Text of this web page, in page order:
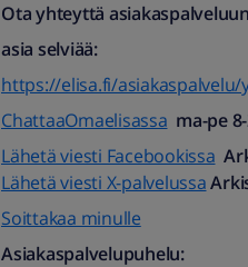
Ota yhteyttä
asia selviää:
https://elisa.fi/
ChattaaOmaelisassa ma-pe
Lähetä viesti Facebookissa
Lähetä viesti X-palvelussa
Soittakaa minulle
Asiakaspalvelupuhelu: